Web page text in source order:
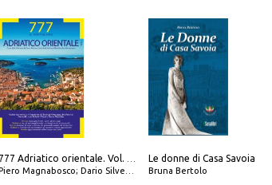
777 Adriatico orientale. Vol. 2: Costa della Dalmazia da Zara a Molunat, Isole della Dalmazia Meridionale e Montenegro
Piero Magnabosco; Dario Silvestro; Marco Sbrizzi
Le donne di Casa Savoia
Bruna Bertolo